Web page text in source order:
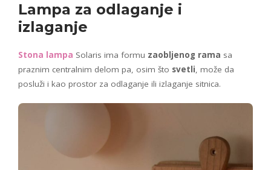
Lampa za odlaganje i
izlaganje
Stona lampa Solaris ima formu zaobljenog rama sa
praznim centralnim delom pa, osim što svetli, može da
posluži i kao prostor za odlaganje ili izlaganje sitnica.